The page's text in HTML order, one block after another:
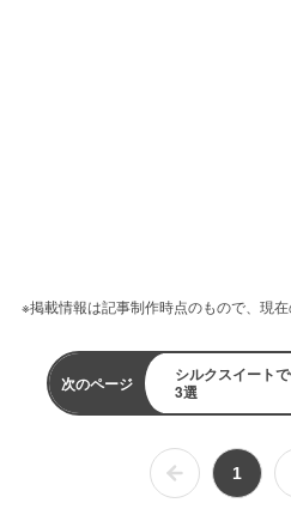
※掲載情報は記事制作時点のもので、現在
次のページ
シルクスイート
3選
1